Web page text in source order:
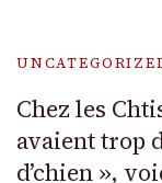
Chez les
avaient trop
d’chien »,